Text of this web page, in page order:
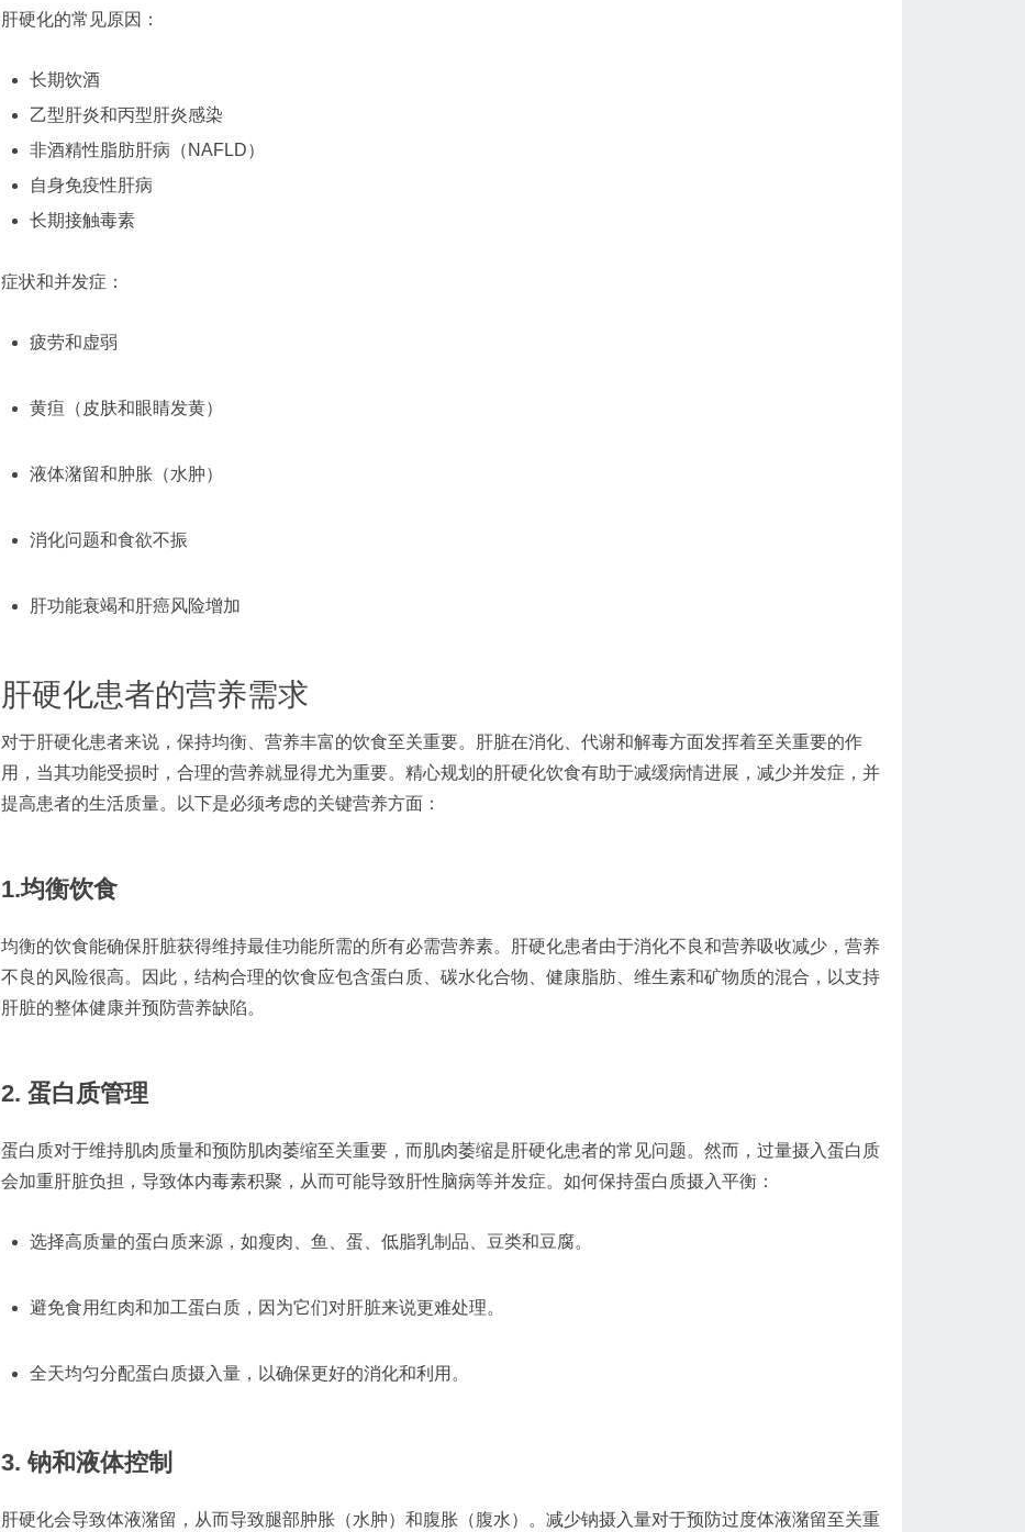
肝硬化的常见原因：
长期饮酒
乙型肝炎和丙型肝炎感染
非酒精性脂肪肝病（NAFLD）
自身免疫性肝病
长期接触毒素
症状和并发症：
疲劳和虚弱
黄疸（皮肤和眼睛发黄）
液体潴留和肿胀（水肿）
消化问题和食欲不振
肝功能衰竭和肝癌风险增加
肝硬化患者的营养需求
对于肝硬化患者来说，保持均衡、营养丰富的饮食至关重要。肝脏在消化、代谢和解毒方面发挥着至关重要的作
用，当其功能受损时，合理的营养就显得尤为重要。精心规划的肝硬化饮食有助于减缓病情进展，减少并发症，并
提高患者的生活质量。以下是必须考虑的关键营养方面：
1.均衡饮食
均衡的饮食能确保肝脏获得维持最佳功能所需的所有必需营养素。肝硬化患者由于消化不良和营养吸收减少，营养
不良的风险很高。因此，结构合理的饮食应包含蛋白质、碳水化合物、健康脂肪、维生素和矿物质的混合，以支持
肝脏的整体健康并预防营养缺陷。
2. 蛋白质管理
蛋白质对于维持肌肉质量和预防肌肉萎缩至关重要，而肌肉萎缩是肝硬化患者的常见问题。然而，过量摄入蛋白质
会加重肝脏负担，导致体内毒素积聚，从而可能导致肝性脑病等并发症。如何保持蛋白质摄入平衡：
选择高质量的蛋白质来源，如瘦肉、鱼、蛋、低脂乳制品、豆类和豆腐。
避免食用红肉和加工蛋白质，因为它们对肝脏来说更难处理。
全天均匀分配蛋白质摄入量，以确保更好的消化和利用。
3. 钠和液体控制
肝硬化会导致体液潴留，从而导致腿部肿胀（水肿）和腹胀（腹水）。减少钠摄入量对于预防过度体液潴留至关重